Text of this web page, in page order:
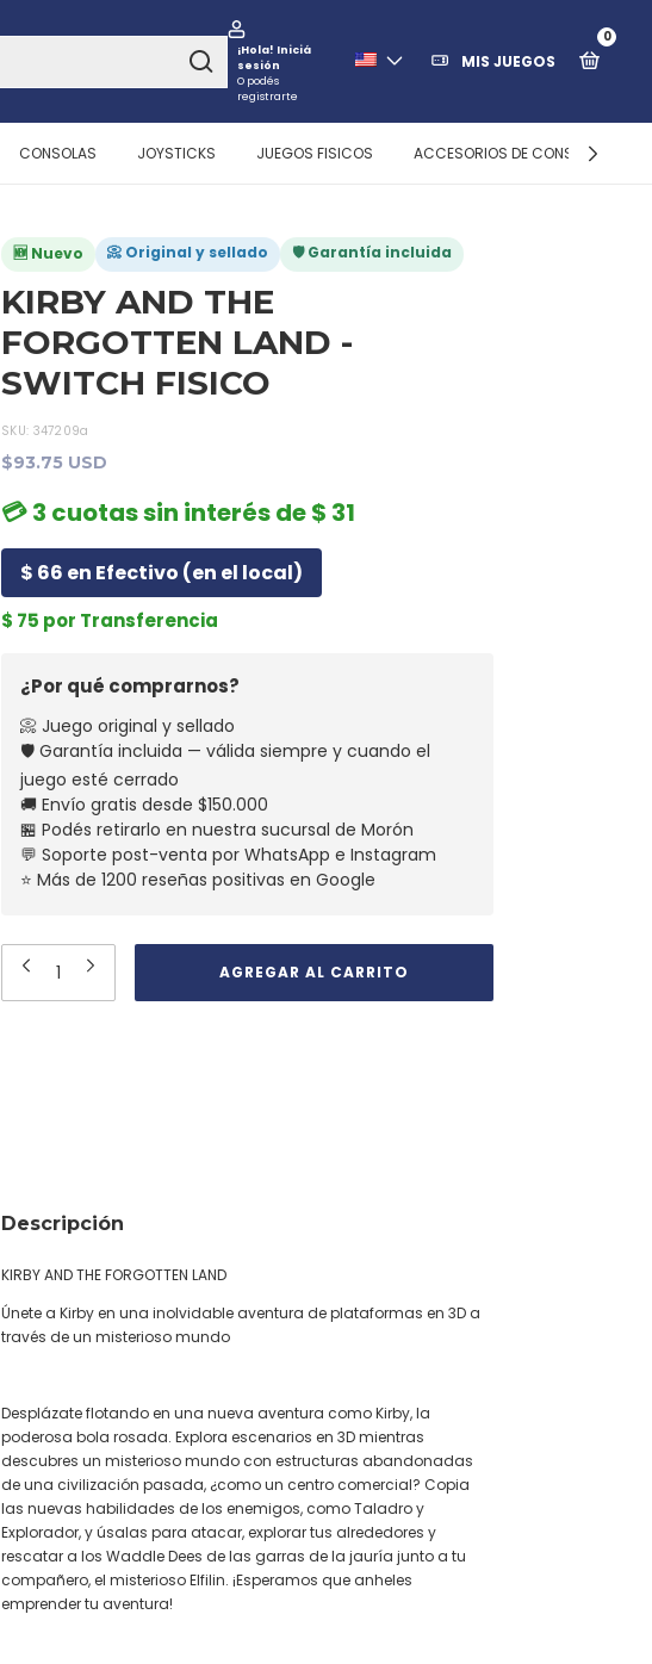
¡Hola! Iniciá
sesión
O podés
registrarte
MIS JUEGOS
0
CONSOLAS JOYSTICKS JUEGOS FISICOS ACCESORIOS DE CONSOLAS
🆕 Nuevo 📀 Original y sellado 🛡️ Garantía incluida
KIRBY AND THE
FORGOTTEN LAND -
SWITCH FISICO
SKU: 347209a
$93.75 USD
💳 3 cuotas sin interés de $ 31
$ 66 en Efectivo (en el local)
$ 75 por Transferencia
¿Por qué comprarnos?
📀 Juego original y sellado
🛡️ Garantía incluida — válida siempre y cuando el
juego esté cerrado
🚚 Envío gratis desde $150.000
🏪 Podés retirarlo en nuestra sucursal de Morón
💬 Soporte post-venta por WhatsApp e Instagram
⭐ Más de 1200 reseñas positivas en Google
Descripción
KIRBY AND THE FORGOTTEN LAND
Únete a Kirby en una inolvidable aventura de plataformas en 3D a
través de un misterioso mundo
Desplázate flotando en una nueva aventura como Kirby, la
poderosa bola rosada. Explora escenarios en 3D mientras
descubres un misterioso mundo con estructuras abandonadas
de una civilización pasada, ¿como un centro comercial? Copia
las nuevas habilidades de los enemigos, como Taladro y
Explorador, y úsalas para atacar, explorar tus alrededores y
rescatar a los Waddle Dees de las garras de la jauría junto a tu
compañero, el misterioso Elfilin. ¡Esperamos que anheles
emprender tu aventura!